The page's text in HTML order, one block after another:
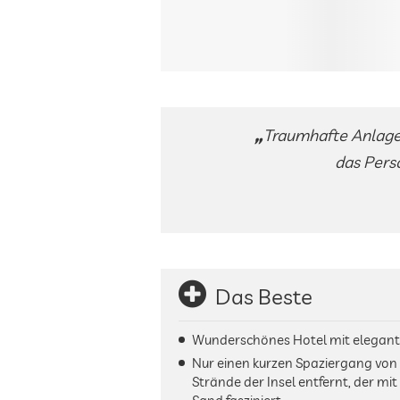
Traumhafte
das
Das Beste
Wunderschönes Hotel mit
Nur einen kurzen Spaziergang
Strände der Insel entfernt, der